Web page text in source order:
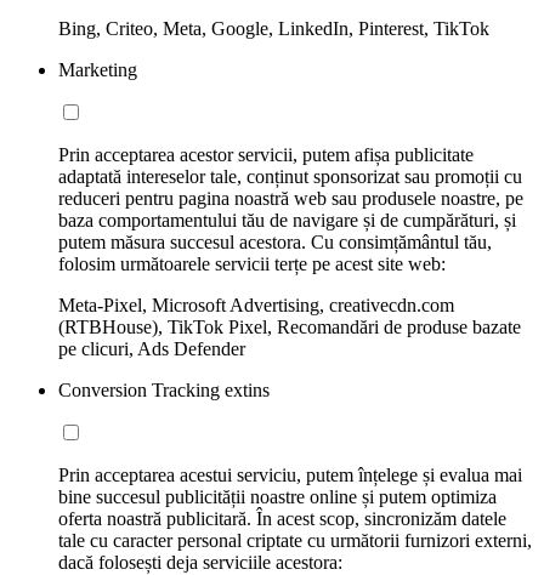
Bing, Criteo, Meta, Google, LinkedIn, Pinterest, TikTok
Marketing
Prin acceptarea acestor servicii, putem afișa publicitate
adaptată intereselor tale, conținut sponsorizat sau promoții cu
reduceri pentru pagina noastră web sau produsele noastre, pe
baza comportamentului tău de navigare și de cumpărături, și
putem măsura succesul acestora. Cu consimțământul tău,
folosim următoarele servicii terțe pe acest site web:
Meta-Pixel, Microsoft Advertising, creativecdn.com
(RTBHouse), TikTok Pixel, Recomandări de produse bazate
pe clicuri, Ads Defender
Conversion Tracking extins
Prin acceptarea acestui serviciu, putem înțelege și evalua mai
bine succesul publicității noastre online și putem optimiza
oferta noastră publicitară. În acest scop, sincronizăm datele
tale cu caracter personal criptate cu următorii furnizori externi,
dacă folosești deja serviciile acestora: